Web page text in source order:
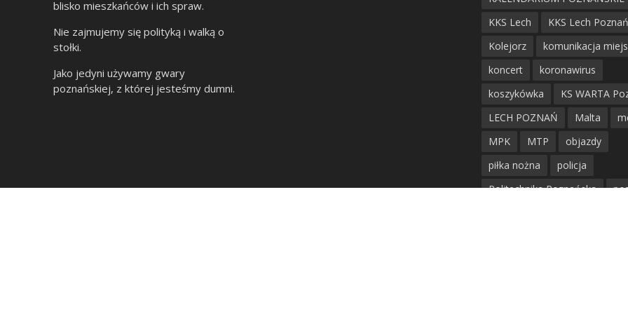
blisko mieszkańców i ich spraw.
Nie zajmujemy się polityką i walką o
stołki.
Jako jedyni używamy gwary
poznańskiej, z której jesteśmy dumni.
KKS Lech
KKS Lech Poznań
Kolejorz
komunikacja
koncert
koronawirus
koszykówka
KS WARTA
LECH POZNAŃ
Malta
MPK
MTP
objazdy
piłka nożna
policja
Politechnika Poznańska